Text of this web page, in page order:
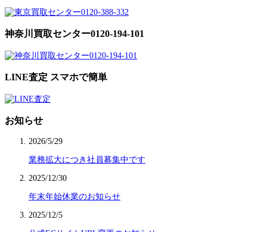
神奈川買取センター0120-194-101
LINE査定 スマホで簡単
お知らせ
2026/5/29
業務拡大につき社員募集中です
2025/12/30
年末年始休業のお知らせ
2025/12/5